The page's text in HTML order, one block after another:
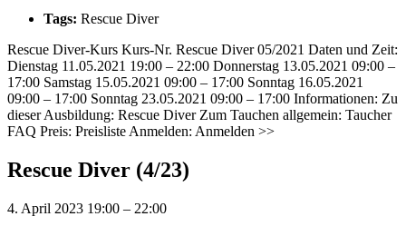
Tags: Rescue Diver
Rescue Diver-Kurs Kurs-Nr. Rescue Diver 05/2021 Daten und Zeit:
Dienstag 11.05.2021 19:00 – 22:00 Donnerstag 13.05.2021 09:00 –
17:00 Samstag 15.05.2021 09:00 – 17:00 Sonntag 16.05.2021
09:00 – 17:00 Sonntag 23.05.2021 09:00 – 17:00 Informationen: Zu
dieser Ausbildung: Rescue Diver Zum Tauchen allgemein: Taucher
FAQ Preis: Preisliste Anmelden: Anmelden >>
Rescue Diver (4/23)
4. April 2023 19:00 – 22:00